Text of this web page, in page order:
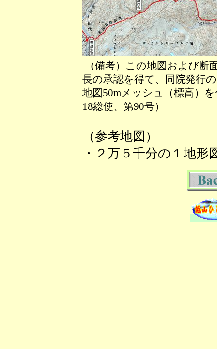
（備考）この地図および断
長の承認を得て、同院発行
地図50mメッシュ（標高）
18総使、第90号）
（参考地図）
・２万５千分の１地